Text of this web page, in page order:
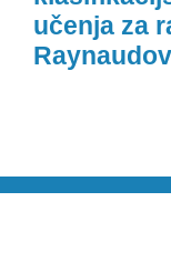
učenja za